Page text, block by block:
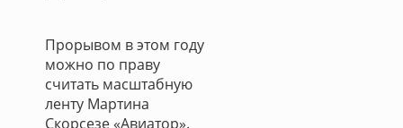
Прорывом в этом году
можно по праву
считать масштабную
ленту Мартина
Скорсезе «Авиатор».